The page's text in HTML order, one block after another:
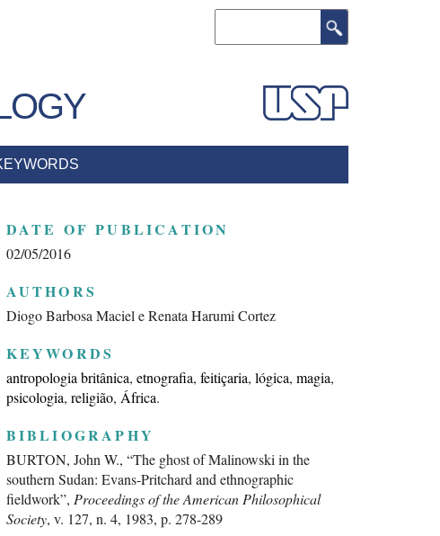
DATE OF PUBLICATION
02/05/2016
AUTHORS
Diogo Barbosa Maciel e Renata Harumi Cortez
KEYWORDS
antropologia britânica etnografia feitiçaria lógica magia
psicologia religião África
BIBLIOGRAPHY
BURTON, John W., “The ghost of Malinowski in the
southern Sudan: Evans-Pritchard and ethnographic
fieldwork”, Proceedings of the American Philosophical
Society, v. 127, n. 4, 1983, p. 278-289